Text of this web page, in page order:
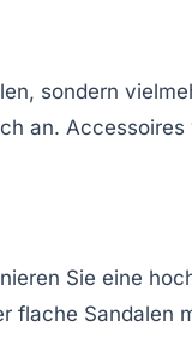
sondern
an.
Sie eine
flache Sandalen